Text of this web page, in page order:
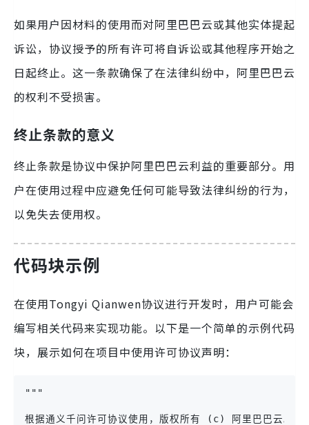
如果用户因材料的使用而对阿里巴巴云或其他实体提起
诉讼，协议授予的所有许可将自诉讼或其他程序开始之
日起终止。这一条款确保了在法律纠纷中，阿里巴巴云
的权利不受损害。
终止条款的意义
终止条款是协议中保护阿里巴巴云利益的重要部分。用
户在使用过程中应避免任何可能导致法律纠纷的行为，
以免失去使用权。
代码块示例
在使用Tongyi Qianwen协议进行开发时，用户可能会
编写相关代码来实现功能。以下是一个简单的示例代码
块，展示如何在项目中使用许可协议声明：
"""
根据通义千问许可协议使用，版权所有 (c) 阿里巴巴云。保